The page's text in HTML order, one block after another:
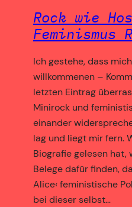
Rock wie
Feminismus
Ich gestehe, dass
willkomme­nen –
letzten Eintrag
Minirock und
einander
lag und liegt mir fern.
Biografie gelesen
Belege dafür finden,
Alice‹ feministische
bei dieser selbst…